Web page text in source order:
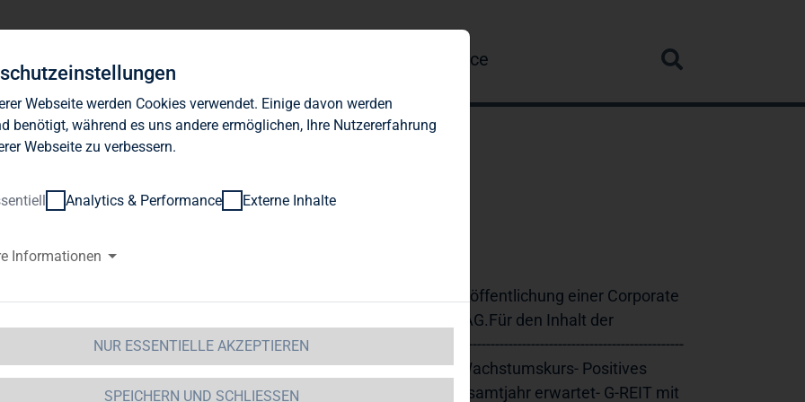
Investor Relations Service
weiter auf Wachstumskurs
Veröffentlichung einer Corporate
übermittelt durch die DGAP - einUnternehmen der EquityStory AG.Für den Inhalt der
ist der Emittent / Herausgeber verantwortlich.---------------------------------------------------------------------
zum 1. Quartal 2007TAG weiter auf Wachstumskurs- Positives
im 1. Quartal 2007- EBT von rund 30 Mio. Euro im Gesamtjahr erwartet- G-REIT mit
Webseite werden Cookies verwendet. Einige davon werden
benötigt, während es uns andere ermöglichen, Ihre Nutzererfahrung
Webseite zu verbessern.
Analytics & Performance Externe Inhalte
Informationen
NUR ESSENTIELLE AKZEPTIEREN
SPEICHERN UND SCHLIESSEN